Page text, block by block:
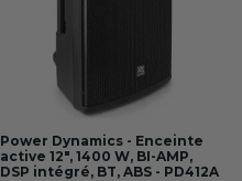
Power Dynamics - Enceinte
active 12", 1400 W, BI-AMP,
DSP intégré, BT, ABS - PD412A